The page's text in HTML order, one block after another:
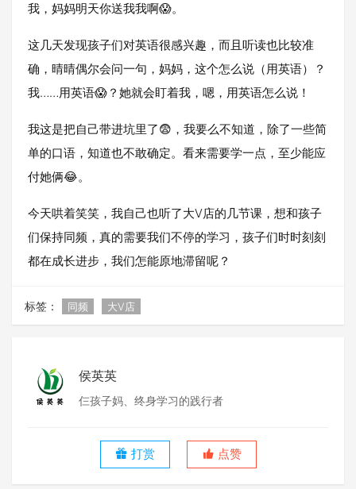
我，妈妈明天你送我我啊😱。
这几天发现孩子们对英语很感兴趣，而且听读也比较准
确，晴晴偶尔会问一句，妈妈，这个怎么说（用英语）？
我……用英语😱？她就会盯着我，嗯，用英语怎么说！
我这是把自己带进坑里了😨，我要么不知道，除了一些简
单的口语，知道也不敢确定。看来需要学一点，至少能应
付她俩😂。
今天哄着笑笑，我自己也听了大V店的几节课，想和孩子
们保持同频，真的需要我们不停的学习，孩子们时时刻刻
都在成长进步，我们怎能原地滞留呢？
标签： 同频 大V店
侯英英
仨孩子妈、终身学习的践行者
打赏 点赞